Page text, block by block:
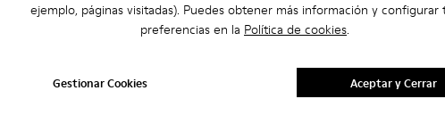
ejemplo, páginas visitadas). Puedes obtener más información y configurar
preferencias en la Política de cookies.
Gestionar Cookies Aceptar y Cerrar